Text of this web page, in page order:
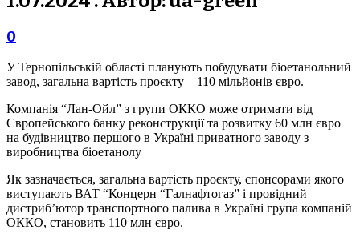
0
У Тернопільській області планують побудувати біоетанольний
завод, загальна вартість проєкту – 110 мільйонів євро.
Компанія “Лан-Ойл” з групи ОККО може отримати від
Європейського банку реконструкції та розвитку 60 млн євро
на будівництво першого в Україні приватного заводу з
виробництва біоетанолу
Як зазначається, загальна вартість проєкту, спонсорами якого
виступають ВАТ “Концерн “Галнафтогаз” і провідний
дистриб’ютор транспортного палива в Україні група компаній
ОККО, становить 110 млн євро.